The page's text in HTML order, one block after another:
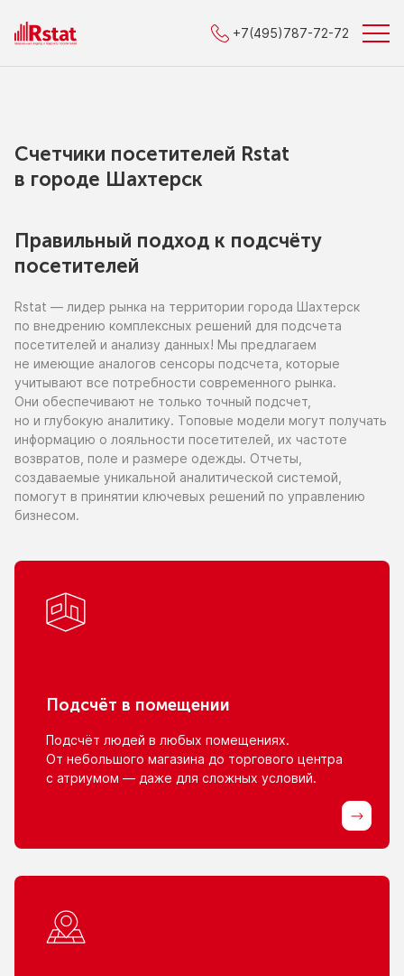
+7(495)787-72-72
Счетчики посетителей Rstat
в городe Шахтерск
Правильный подход к подсчёту
посетителей
Rstat — лидер рынка на территории города Шахтерск
по внедрению комплексных решений для подсчета
посетителей и анализу данных! Мы предлагаем
не имеющие аналогов сенсоры подсчета, которые
учитывают все потребности современного рынка.
Они обеспечивают не только точный подсчет,
но и глубокую аналитику. Топовые модели могут получать
информацию о лояльности посетителей, их частоте
возвратов, поле и размере одежды. Отчеты,
создаваемые уникальной аналитической системой,
помогут в принятии ключевых решений по управлению
бизнесом.
Подсчёт в помещении
Подсчёт людей в любых помещениях.
От небольшого магазина до торгового центра
с атриумом — даже для сложных условий.